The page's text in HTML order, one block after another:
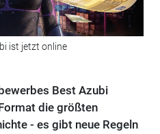
ist jetzt online
Best Azubi
die größten
- es gibt neue Regeln